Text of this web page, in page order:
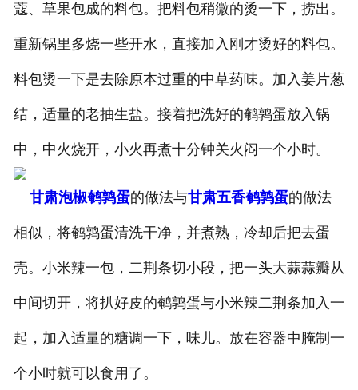
蔻、草果包成的料包。把料包稍微的烫一下，捞出。
重新锅里多烧一些开水，直接加入刚才烫好的料包。
料包烫一下是去除原本过重的中草药味。加入姜片葱
结，适量的老抽生盐。接着把洗好的鹌鹑蛋放入锅
中，中火烧开，小火再煮十分钟关火闷一个小时。
甘肃泡椒鹌鹑蛋的做法与甘肃五香鹌鹑蛋的做法
相似，将鹌鹑蛋清洗干净，并煮熟，冷却后把去蛋
壳。小米辣一包，二荆条切小段，把一头大蒜蒜瓣从
中间切开，将扒好皮的鹌鹑蛋与小米辣二荆条加入一
起，加入适量的糖调一下，味儿。放在容器中腌制一
个小时就可以食用了。